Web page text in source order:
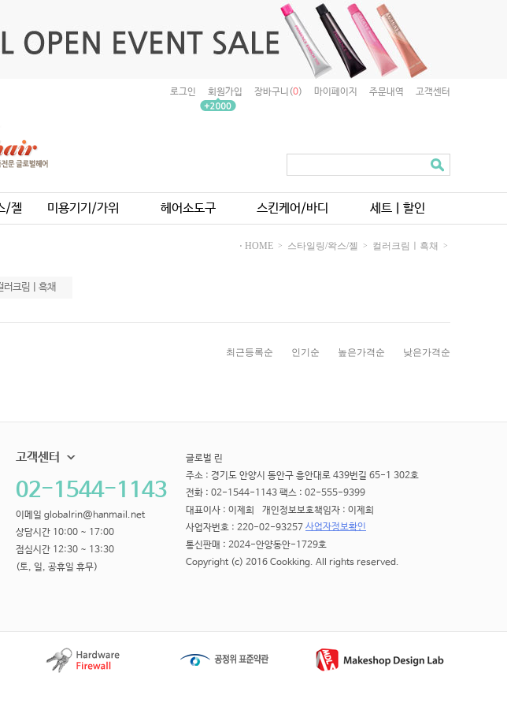
로그인 회원가입 장바구니(0) 마이페이지 주문내역 고객센터
/젤 미용기기/가위 헤어소도구 스킨케어/바디 세트ㅣ할인
⋅ HOME > 스타일링/왁스/젤 > 컬러크림ㅣ흑채 >
러크림ㅣ흑채
최근등록순 인기순 높은가격순 낮은가격순
고객센터
02-1544-1143
이메일 globalrin@hanmail.net
상담시간 10:00 ~ 17:00
점심시간 12:30 ~ 13:30
(토, 일, 공휴일 휴무)
글로벌 린
주소 : 경기도 안양시 동안구 흥안대로 439번길 65-1 302호
전화 : 02-1544-1143 팩스 : 02-555-9399
대표이사 : 이제희 개인정보보호책임자 : 이제희
사업자번호 : 220-02-93257 사업자정보확인
통신판매 : 2024-안양동안-1729호
Copyright (c) 2016 Cookking. All rights reserved.